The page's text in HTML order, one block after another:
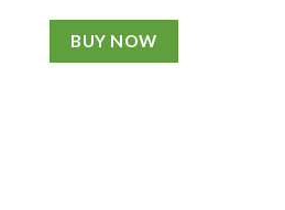
BUY NOW